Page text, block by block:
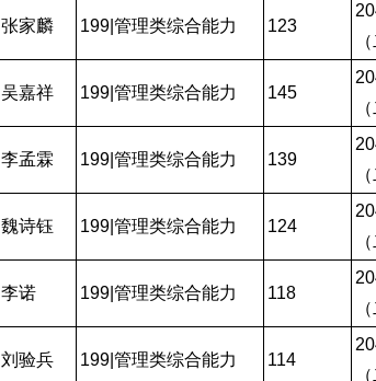
张家麟 199|管理类综合能力 123
吴嘉祥 199|管理类综合能力 145
李孟霖 199|管理类综合能力 139
魏诗钰 199|管理类综合能力 124
李诺 199|管理类综合能力 118
刘验兵 199|管理类综合能力 114